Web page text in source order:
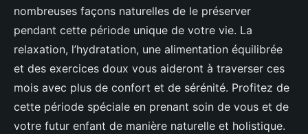
nombreuses façons naturelles de le préserver
pendant cette période unique de votre vie. La
relaxation, l’hydratation, une alimentation équilibrée
et des exercices doux vous aideront à traverser ces
mois avec plus de confort et de sérénité. Profitez de
cette période spéciale en prenant soin de vous et de
votre futur enfant de manière naturelle et holistique.